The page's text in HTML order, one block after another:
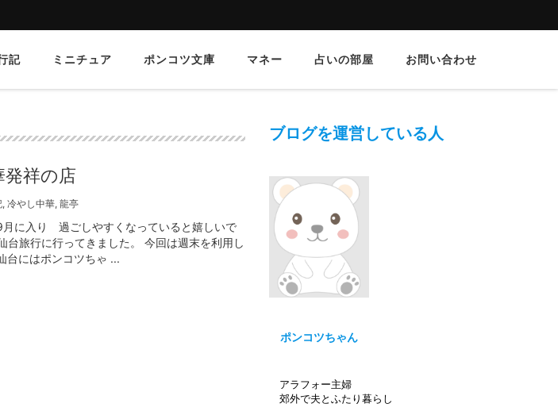
記 ミニチュア ポンコツ文庫 マネー 占いの部屋 お問い合わせ
祥の店
,冷やし中華,龍亭
に入り 過ごしやすくなっていると嬉しいで
旅行に行ってきました。 今回は週末を利用し
にはポンコツちゃ ...
ブログを運営している人
ポンコツちゃん
アラフォー主婦
郊外で夫とふたり暮らし